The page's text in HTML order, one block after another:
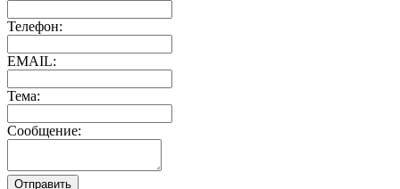
Телефон:
EMAIL:
Тема:
Сообщение: